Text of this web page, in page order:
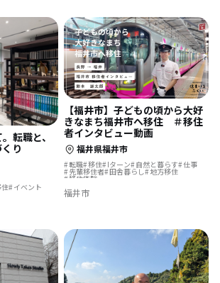
転職と、
り
イベント
【福井市】子どもの頃から大好
きなまち福井市へ移住 ＃移住
者インタビュー動画
福井県福井市
転職 移住 Iターン 自然と暮らす 仕事
先輩移住者 田舎暮らし 地方移住
移住体験
福井市